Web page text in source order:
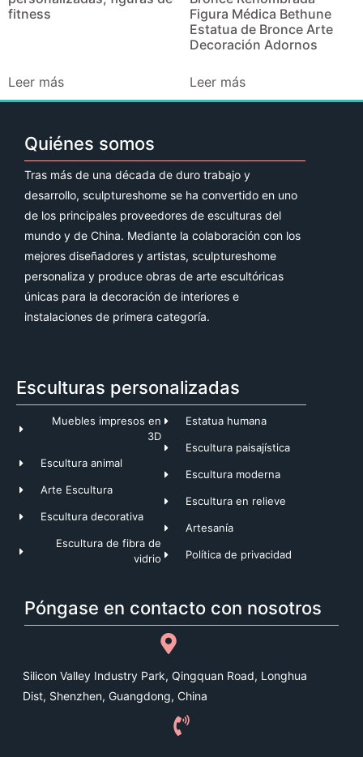
fitness
Leer más
Figura Médica Bethune
Estatua de Bronce Arte
Decoración Adornos
Leer más
Quiénes somos
Tras más de una década de duro trabajo y
desarrollo, sculptureshome se ha convertido en uno
de los principales proveedores de esculturas del
mundo y de China. Mediante la colaboración con los
mejores diseñadores y artistas, sculptureshome
personaliza y produce obras de arte escultóricas
únicas para la decoración de interiores e
instalaciones de primera categoría.
Esculturas personalizadas
Muebles impresos en
3D
Escultura animal
Arte Escultura
Escultura decorativa
Escultura de fibra de
vidrio
Estatua humana
Escultura paisajística
Escultura moderna
Escultura en relieve
Artesanía
Política de privacidad
Póngase en contacto con nosotros
Silicon Valley Industry Park, Qingquan Road, Longhua
Dist, Shenzhen, Guangdong, China